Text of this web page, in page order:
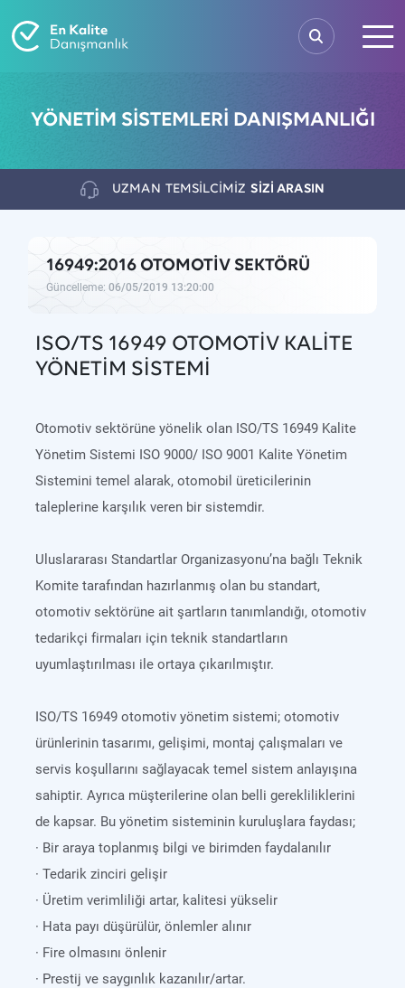
YÖNETİM SİSTEMLERİ DANIŞMANLIĞI
UZMAN TEMSİLCİMİZ SİZİ ARASIN
16949:2016 OTOMOTİV SEKTÖRÜ
Güncelleme:06/05/2019 13:20:00
ISO/TS 16949 OTOMOTİV KALİTE
YÖNETİM SİSTEMİ
Otomotiv sektörüne yönelik olan ISO/TS 16949 Kalite
Yönetim Sistemi ISO 9000/ ISO 9001 Kalite Yönetim
Sistemini temel alarak, otomobil üreticilerinin
taleplerine karşılık veren bir sistemdir.
Uluslararası Standartlar Organizasyonu’na bağlı Teknik
Komite tarafından hazırlanmış olan bu standart,
otomotiv sektörüne ait şartların tanımlandığı, otomotiv
tedarikçi firmaları için teknik standartların
uyumlaştırılması ile ortaya çıkarılmıştır.
ISO/TS 16949 otomotiv yönetim sistemi; otomotiv
ürünlerinin tasarımı, gelişimi, montaj çalışmaları ve
servis koşullarını sağlayacak temel sistem anlayışına
sahiptir. Ayrıca müşterilerine olan belli gerekliliklerini
de kapsar. Bu yönetim sisteminin kuruluşlara faydası;
· Bir araya toplanmış bilgi ve birimden faydalanılır
· Tedarik zinciri gelişir
· Üretim verimliliği artar, kalitesi yükselir
· Hata payı düşürülür, önlemler alınır
· Fire olmasını önlenir
· Prestij ve saygınlık kazanılır/artar.